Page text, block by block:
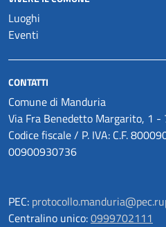
Luoghi
Eventi
CONTATTI
Comune di Manduria
Via Fra Benedetto Margarito, 1
Codice fiscale / P. IVA: C.F.
00900930736
PEC:
Centralino unico:0999702111